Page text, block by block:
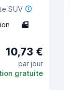
SUV
4
10,73 €
par jour
gratuite